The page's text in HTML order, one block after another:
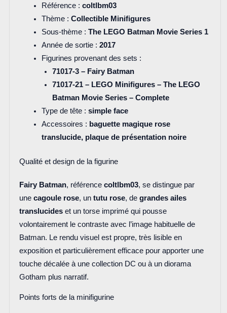
Référence : coltlbm03
Thème : Collectible Minifigures
Sous-thème : The LEGO Batman Movie Series 1
Année de sortie : 2017
Figurines provenant des sets :
71017-3 – Fairy Batman
71017-21 – LEGO Minifigures – The LEGO
Batman Movie Series – Complete
Type de tête : simple face
Accessoires : baguette magique rose
translucide, plaque de présentation noire
Qualité et design de la figurine
Fairy Batman, référence coltlbm03, se distingue par
une cagoule rose, un tutu rose, de grandes ailes
translucideset un torse imprimé qui pousse
volontairement le contraste avec l’image habituelle de
Batman. Le rendu visuel est propre, très lisible en
exposition et particulièrement efficace pour apporter une
touche décalée à une collection DC ou à un diorama
Gotham plus narratif.
Points forts de la minifigurine